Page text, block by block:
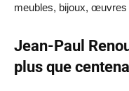
meubles, bijoux, œuvres
Jean-Paul
plus que